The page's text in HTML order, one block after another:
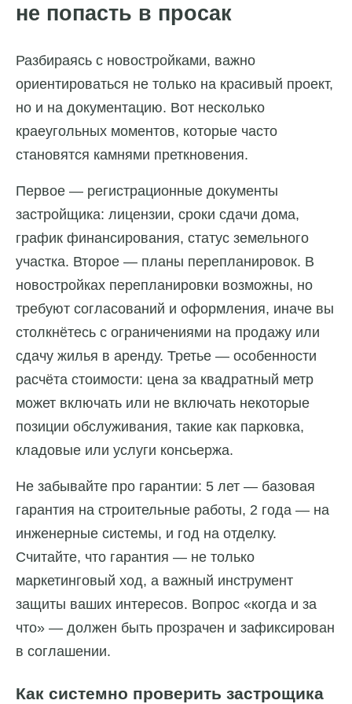
не попасть в просак
Разбираясь с новостройками, важно
ориентироваться не только на красивый проект,
но и на документацию. Вот несколько
краеугольных моментов, которые часто
становятся камнями преткновения.
Первое — регистрационные документы
застройщика: лицензии, сроки сдачи дома,
график финансирования, статус земельного
участка. Второе — планы перепланировок. В
новостройках перепланировки возможны, но
требуют согласований и оформления, иначе вы
столкнётесь с ограничениями на продажу или
сдачу жилья в аренду. Третье — особенности
расчёта стоимости: цена за квадратный метр
может включать или не включать некоторые
позиции обслуживания, такие как парковка,
кладовые или услуги консьержа.
Не забывайте про гарантии: 5 лет — базовая
гарантия на строительные работы, 2 года — на
инженерные системы, и год на отделку.
Считайте, что гарантия — не только
маркетинговый ход, а важный инструмент
защиты ваших интересов. Вопрос «когда и за
что» — должен быть прозрачен и зафиксирован
в соглашении.
Как системно проверить застрощика